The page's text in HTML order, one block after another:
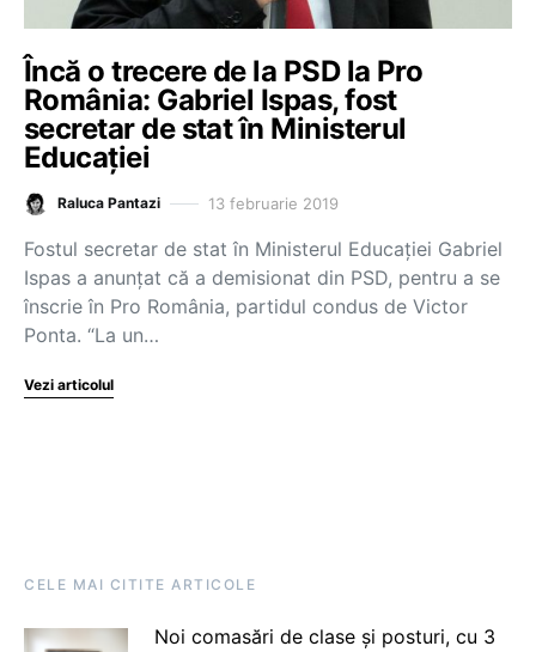
Încă o trecere de la PSD la Pro
România: Gabriel Ispas, fost
secretar de stat în Ministerul
Educației
Raluca Pantazi 13 februarie 2019
Fostul secretar de stat în Ministerul Educației Gabriel
Ispas a anunțat că a demisionat din PSD, pentru a se
înscrie în Pro România, partidul condus de Victor
Ponta. “La un…
Vezi articolul
CELE MAI CITITE ARTICOLE
Noi comasări de clase și posturi, cu 3